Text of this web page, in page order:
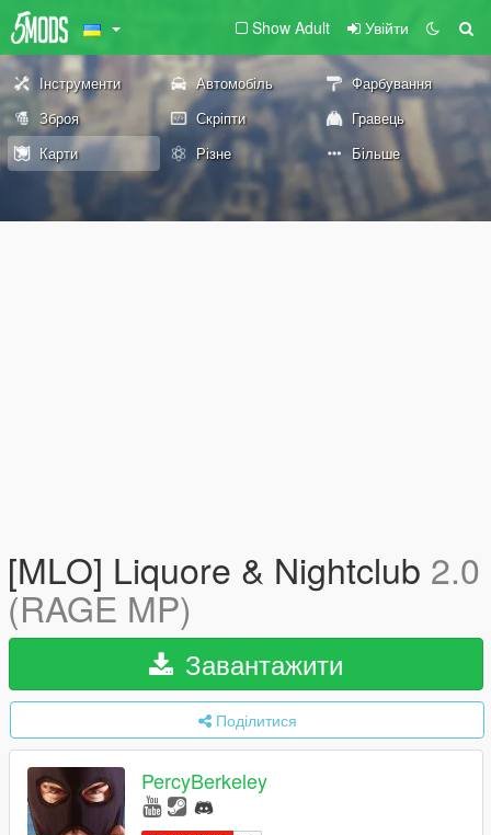
Show Adult Увійти
Інструменти Автомобіль
Фарбування
Зброя
Скріпти
Гравець
Карти
Різне Більше
[MLO] Liquore & Nightclub 2.0
(RAGE MP)
Завантажити
Поділитися
PercyBerkeley